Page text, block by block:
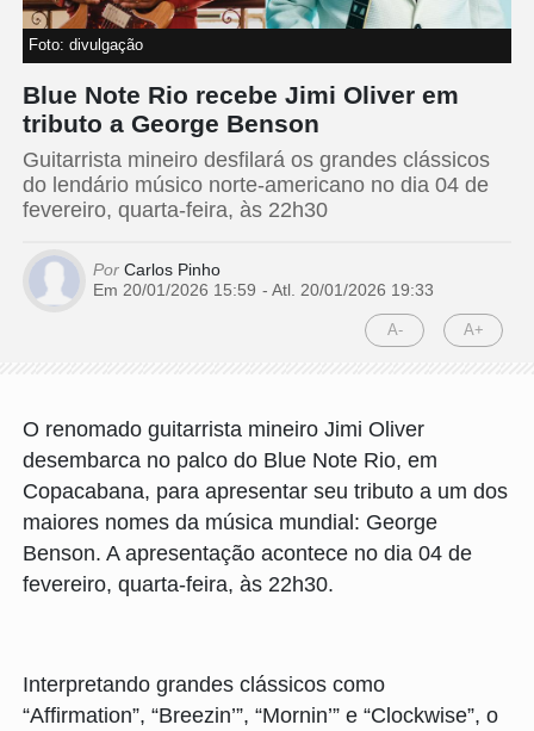
Foto: divulgação
Blue Note Rio recebe Jimi Oliver em
tributo a George Benson
Guitarrista mineiro desfilará os grandes clássicos
do lendário músico norte-americano no dia 04 de
fevereiro, quarta-feira, às 22h30
Por Carlos Pinho
Em 20/01/2026 15:59 - Atl. 20/01/2026 19:33
A- A+
O renomado guitarrista mineiro Jimi Oliver
desembarca no palco do Blue Note Rio, em
Copacabana, para apresentar seu tributo a um dos
maiores nomes da música mundial: George
Benson. A apresentação acontece no dia 04 de
fevereiro, quarta-feira, às 22h30.
Interpretando grandes clássicos como
“Affirmation”, “Breezin’”, “Mornin’” e “Clockwise”, o